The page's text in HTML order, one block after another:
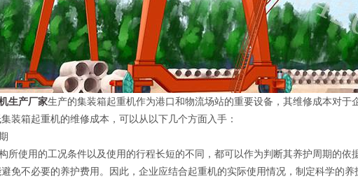
生产厂家生产的集装箱起重机作为港口和物流场站的重要设备，其维修成本对于
装箱起重机的维修成本，可以从以下几个方面入手：
使用的工况条件以及使用的行程长短的不同，都可以作为判断其养护周期的依
免不必要的养护费用。因此，企业应结合起重机的实际使用情况，制定科学的养